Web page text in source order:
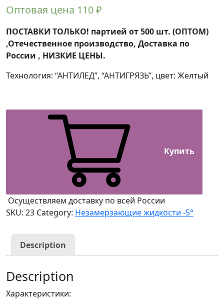
Оптовая цена 110₽
ПОСТАВКИ ТОЛЬКО! партией от 500 шт. (ОПТОМ)
,Отечественное производство, Доставка по
России , НИЗКИЕ ЦЕНЫ.
Технология: “АНТИЛЕД”, “АНТИГРЯЗЬ”, цвет: Желтый
Купить
Осуществляем доставку по всей России
SKU: 23 Category: Незамерзающие жидкости -5°
Description
Description
Характеристики: